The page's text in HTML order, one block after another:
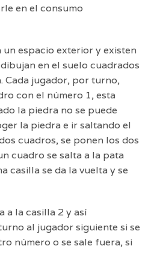
en el consumo
un espacio exterior y existen
en el suelo cuadrados
Cada jugador, por turno,
con el número 1, esta
la piedra no se puede
la piedra e ir saltando el
cuadros, se ponen los dos
cuadro se salta a la pata
casilla se da la vuelta y se
a la casilla 2 y así
al jugador siguiente si se
número o se sale fuera, si